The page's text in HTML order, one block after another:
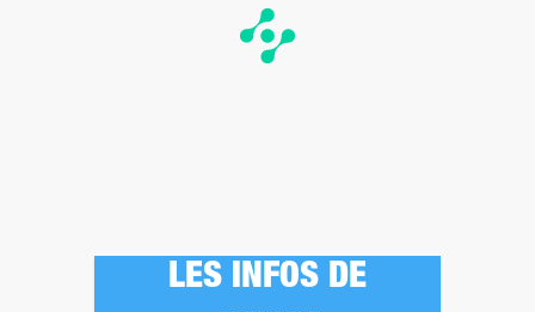
LES INFOS DE